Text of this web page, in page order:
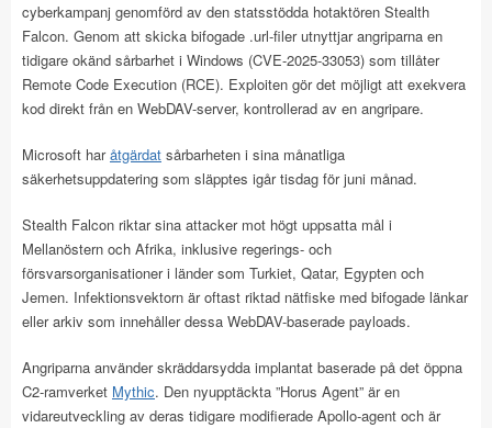
cyberkampanj genomförd av den statsstödda hotaktören Stealth
Falcon. Genom att skicka bifogade .url-filer utnyttjar angriparna en
tidigare okänd sårbarhet i Windows (CVE-2025-33053) som tillåter
Remote Code Execution (RCE). Exploiten gör det möjligt att exekvera
kod direkt från en WebDAV-server, kontrollerad av en angripare.
Microsoft haråtgärdat sårbarheten i sina månatliga
säkerhetsuppdatering som släpptes igår tisdag för juni månad.
Stealth Falcon riktar sina attacker mot högt uppsatta mål i
Mellanöstern och Afrika, inklusive regerings- och
försvarsorganisationer i länder som Turkiet, Qatar, Egypten och
Jemen. Infektionsvektorn är oftast riktad nätfiske med bifogade länkar
eller arkiv som innehåller dessa WebDAV-baserade payloads.
Angriparna använder skräddarsydda implantat baserade på det öppna
C2-ramverket Mythic. Den nyupptäckta ”Horus Agent” är en
vidareutveckling av deras tidigare modifierade Apollo-agent och är